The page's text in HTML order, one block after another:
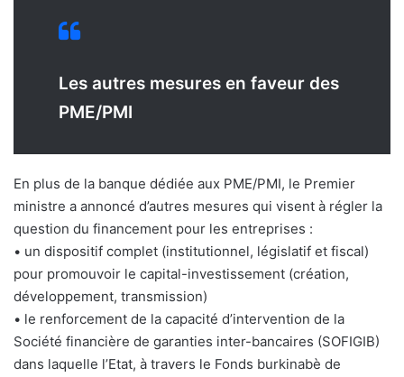
Les autres mesures en faveur des
PME/PMI
En plus de la banque dédiée aux PME/PMI, le Premier
ministre a annoncé d’autres mesures qui visent à régler la
question du financement pour les entreprises :
• un dispositif complet (institutionnel, législatif et fiscal)
pour promouvoir le capital-investissement (création,
développement, transmission)
• le renforcement de la capacité d’intervention de la
Société financière de garanties inter-bancaires (SOFIGIB)
dans laquelle l’Etat, à travers le Fonds burkinabè de